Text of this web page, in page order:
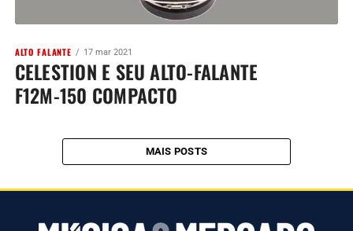
ALTO FALANTE 17 mar 2021
CELESTION E SEU ALTO-FALANTE
F12M-150 COMPACTO
MAIS POSTS